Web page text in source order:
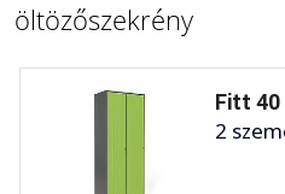
öltözőszekrény
Fitt
2